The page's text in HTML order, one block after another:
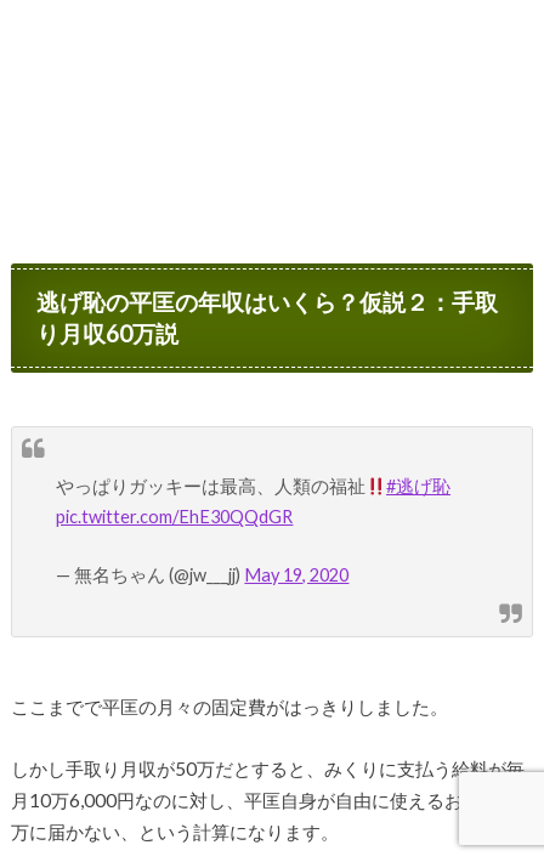
逃げ恥の平匡の年収はいくら？仮説２：手取
り月収60万説
やっぱりガッキーは最高、人類の福祉
#逃げ恥
pic.twitter.com/EhE30QQdGR
— 無名ちゃん (@jw___jj) May 19, 2020
ここまでで平匡の月々の固定費がはっきりしました。
しかし手取り月収が50万だとすると、みくりに支払う給料が毎
月10万6,000円なのに対し、平匡自身が自由に使えるお金が10
万に届かない、という計算になります。